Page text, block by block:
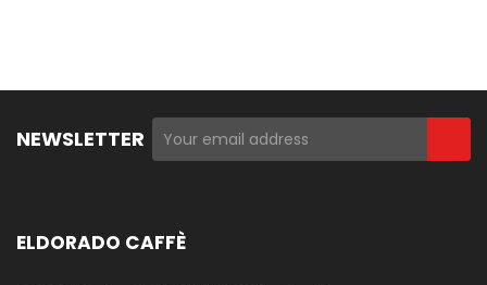
NEWSLETTER
ELDORADO CAFFÈ